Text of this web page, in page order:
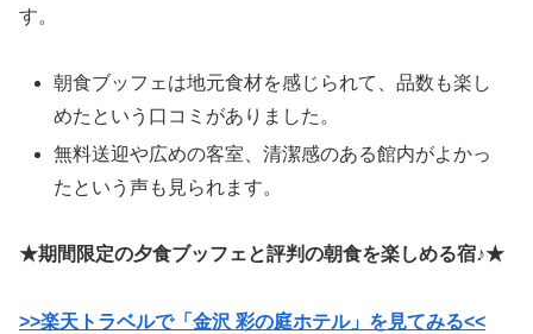
す。
朝食ブッフェは地元食材を感じられて、品数も楽し
めたという口コミがありました。
無料送迎や広めの客室、清潔感のある館内がよかっ
たという声も見られます。
★期間限定の夕食ブッフェと評判の朝食を楽しめる宿♪★
>>楽天トラベルで「金沢 彩の庭ホテル」を見てみる<<